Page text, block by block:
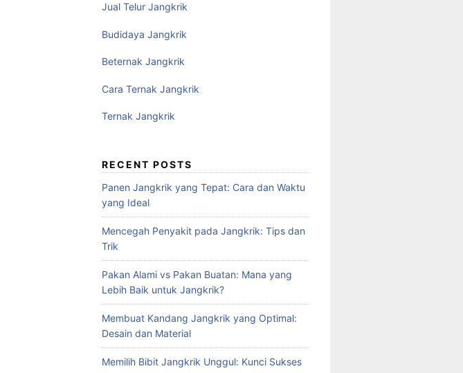
Jual Telur Jangkrik
Budidaya Jangkrik
Beternak Jangkrik
Cara Ternak Jangkrik
Ternak Jangkrik
RECENT POSTS
Panen Jangkrik yang Tepat: Cara dan Waktu
yang Ideal
Mencegah Penyakit pada Jangkrik: Tips dan
Trik
Pakan Alami vs Pakan Buatan: Mana yang
Lebih Baik untuk Jangkrik?
Membuat Kandang Jangkrik yang Optimal:
Desain dan Material
Memilih Bibit Jangkrik Unggul: Kunci Sukses